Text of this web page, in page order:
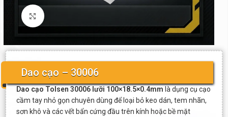
Click to enlarge
Dao cạo – 30006
Dao cạo Tolsen 30006 lưỡi 100×18.5×0.4mm là dụng cụ cạo
cầm tay nhỏ gọn chuyên dùng để loại bỏ keo dán, tem nhãn,
sơn khô và các vết bẩn cứng đầu trên kính hoặc bề mặt